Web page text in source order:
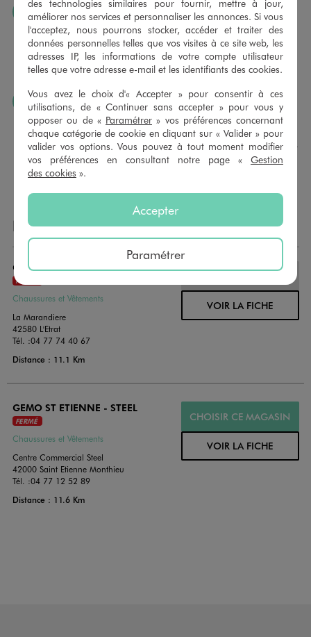
JE PEUX FAIRE RETOUCHER MES ARTICLES
Ourlets, ceintures… vous avez la possibilité de faire
retoucher vos articles textiles dans nos magasins. Les tarifs
sont à votre disposition sur simple demande. Voir
conditions en magasins.
J’AIME FAIRE PLAISIR
Nous vous proposons des cartes cadeaux GÉMO d’un
montant au choix entre 10€ et 150€. Les cartes cadeau
GÉMO sont valables 1 an, utilisables en plusieurs fois, pour
payer vos achats en magasin. Offrez vos cartes cadeau
dans de jolies enveloppes pour toutes les occasions.
NOS AUTRES MAGASINS
GEMO ST ETIENNE - L'ETRAT
FERMÉ
Chaussures et Vêtements
La Marandiere
42580 L'Etrat
Tél. :04 77 74 40 67
Distance : 11.1 Km
VOIR LA FICHE
GEMO ST ETIENNE - STEEL
FERMÉ
Chaussures et Vêtements
Centre Commercial Steel
42000 Saint Etienne Monthieu
Tél. :04 77 12 52 89
Distance : 11.6 Km
CHOISIR CE MAGASIN
VOIR LA FICHE
des technologies similaires pour fournir, mettre à jour,
améliorer nos services et personnaliser les annonces. Si vous
l'acceptez, nous pourrons stocker, accéder et traiter des
données personnelles telles que vos visites à ce site web, les
adresses IP, les informations de votre compte utilisateur
telles que votre adresse e-mail et les identifiants des cookies.
Vous avez le choix d'« Accepter » pour consentir à ces
utilisations, de « Continuer sans accepter » pour vous y
opposer ou de « Paramétrer » vos préférences concernant
chaque catégorie de cookie en cliquant sur « Valider » pour
valider vos options. Vous pouvez à tout moment modifier
vos préférences en consultant notre page « Gestion
des cookies ».
Accepter
Paramétrer